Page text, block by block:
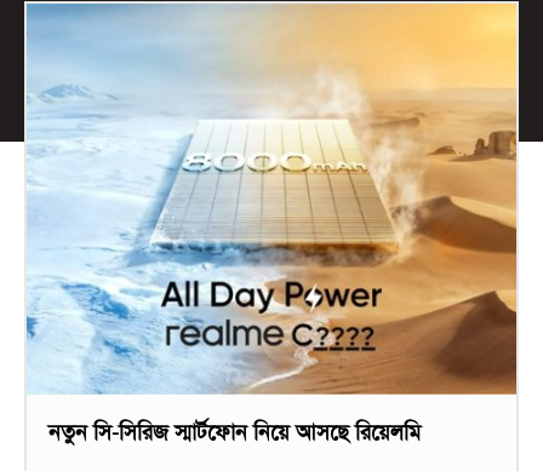
নতুন সি-সিরিজ স্মার্টফোন নিয়ে আসছে রিয়েলমি